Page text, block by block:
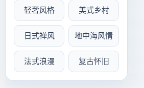
轻奢风格 美式乡村
日式禅风 地中海风情
法式浪漫 复古怀旧